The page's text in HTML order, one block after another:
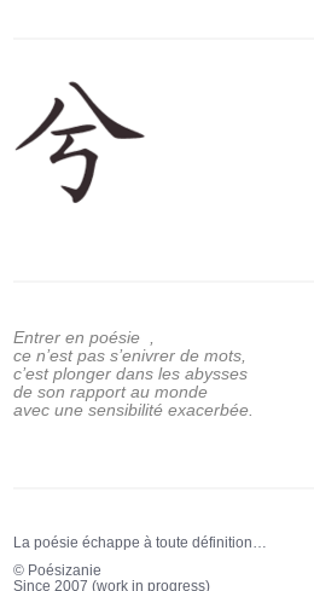
Entrer en poésie ,
ce n’est pas s’enivrer de mots,
c’est plonger dans les abysses
de son rapport au monde
avec une sensibilité exacerbée.
La poésie échappe à toute définition…
© Poésizanie
Since 2007 (work in progress)